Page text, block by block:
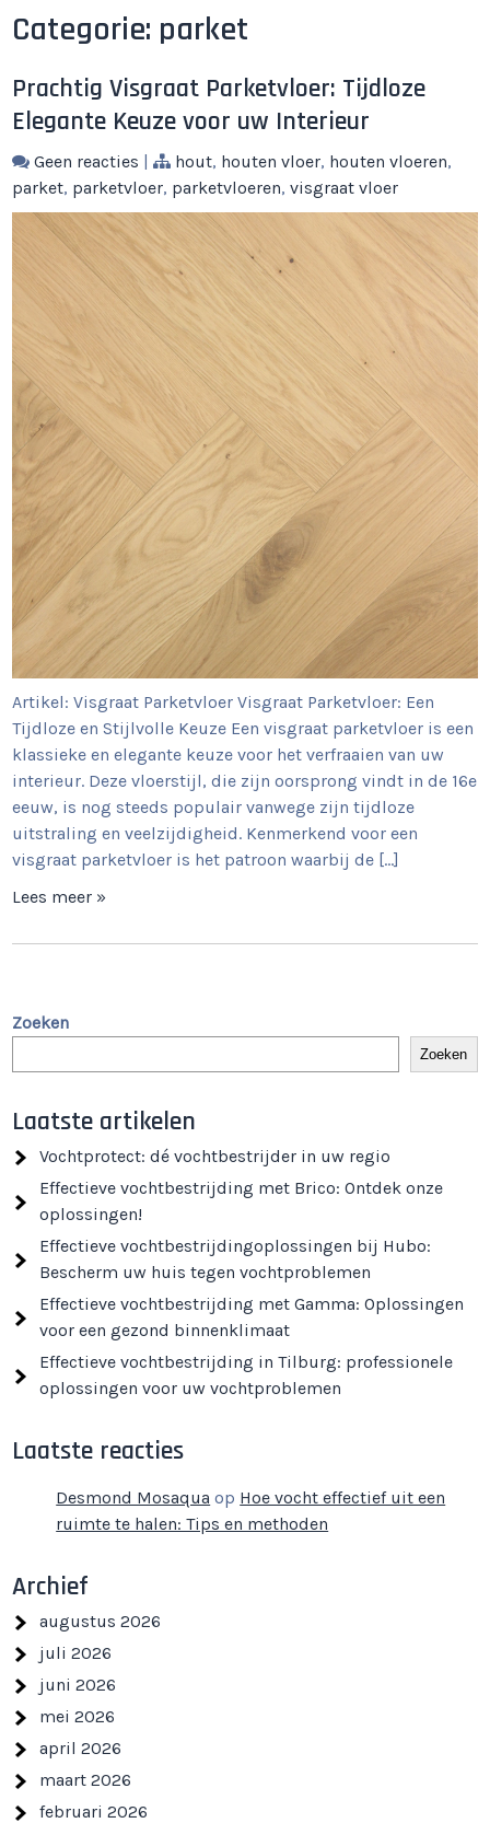
Categorie: parket
Prachtig Visgraat Parketvloer: Tijdloze
Elegante Keuze voor uw Interieur
Geen reacties | hout, houten vloer, houten vloeren,
parket, parketvloer, parketvloeren,visgraat vloer
Artikel: Visgraat Parketvloer Visgraat Parketvloer: Een
Tijdloze en Stijlvolle Keuze Een visgraat parketvloer is een
klassieke en elegante keuze voor het verfraaien van uw
interieur. Deze vloerstijl, die zijn oorsprong vindt in de 16e
eeuw, is nog steeds populair vanwege zijn tijdloze
uitstraling en veelzijdigheid. Kenmerkend voor een
visgraat parketvloer is het patroon waarbij de […]
Lees meer »
Zoeken
Zoeken
Laatste artikelen
Vochtprotect: dé vochtbestrijder in uw regio
Effectieve vochtbestrijding met Brico: Ontdek onze
oplossingen!
Effectieve vochtbestrijdingoplossingen bij Hubo:
Bescherm uw huis tegen vochtproblemen
Effectieve vochtbestrijding met Gamma: Oplossingen
voor een gezond binnenklimaat
Effectieve vochtbestrijding in Tilburg: professionele
oplossingen voor uw vochtproblemen
Laatste reacties
Desmond Mosaqua op Hoe vocht effectief uit een
ruimte te halen: Tips en methoden
Archief
augustus 2026
juli 2026
juni 2026
mei 2026
april 2026
maart 2026
februari 2026